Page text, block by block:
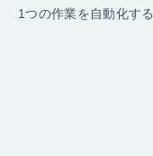
1つの作業を自動化する